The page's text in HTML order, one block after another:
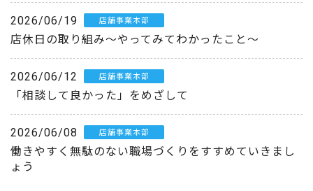
2026/06/19 店舗事業本部
店休日の取り組み～やってみてわかったこと～
2026/06/12 店舗事業本部
「相談して良かった」をめざして
2026/06/08 店舗事業本部
働きやすく無駄のない職場づくりをすすめていきまし
ょう